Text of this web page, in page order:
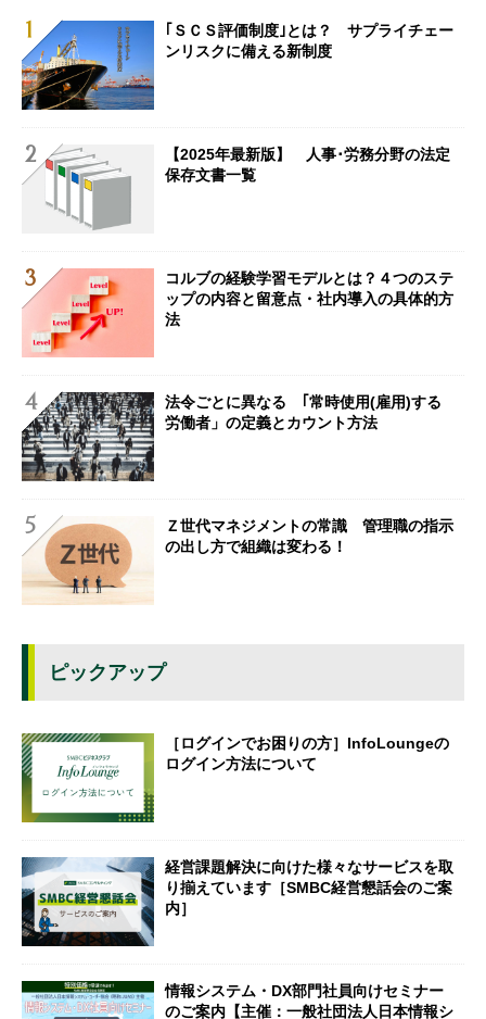
｢ＳＣＳ評価制度｣とは？ サプライチェー
ンリスクに備える新制度
【2025年最新版】 人事･労務分野の法定
保存文書一覧
コルブの経験学習モデルとは？４つのステ
ップの内容と留意点・社内導入の具体的方
法
法令ごとに異なる ｢常時使用(雇用)する
労働者」の定義とカウント方法
Ｚ世代マネジメントの常識 管理職の指示
の出し方で組織は変わる！
ピックアップ
［ログインでお困りの方］InfoLoungeの
ログイン方法について
経営課題解決に向けた様々なサービスを取
り揃えています［SMBC経営懇話会のご案
内］
情報システム・DX部門社員向けセミナー
のご案内【主催：一般社団法人日本情報シ